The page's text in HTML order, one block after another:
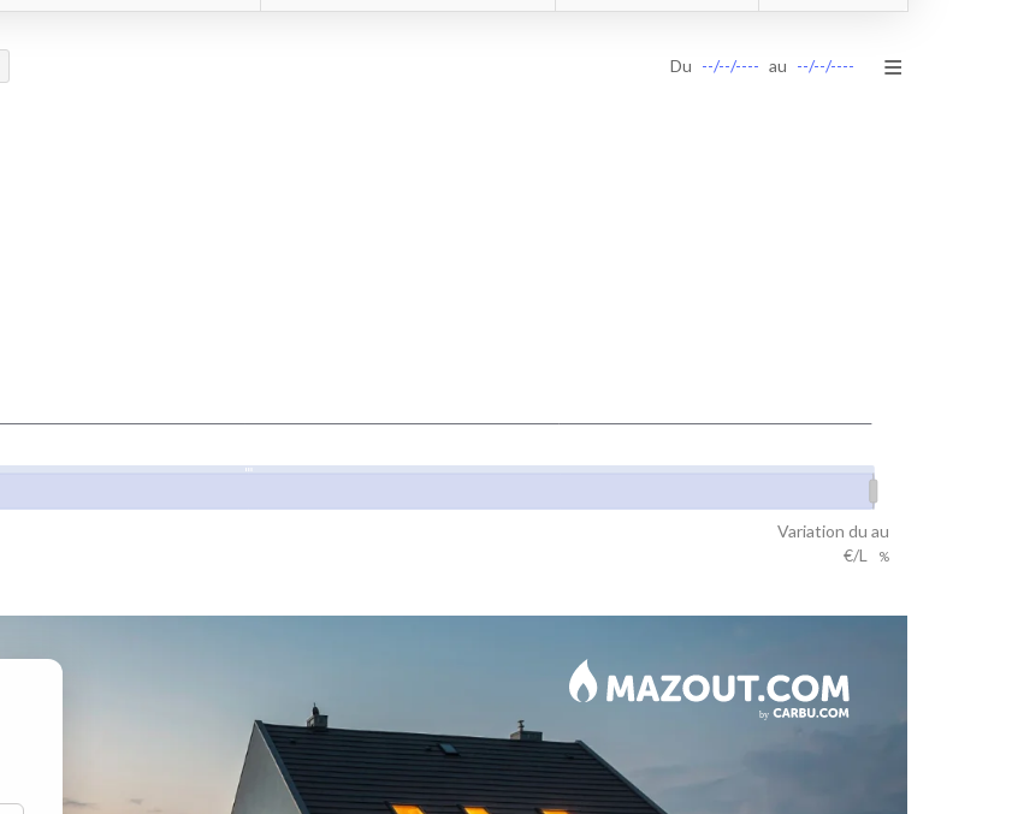
Du --/--/---- au --/--/---- ≡
Variation du au
€/L
%